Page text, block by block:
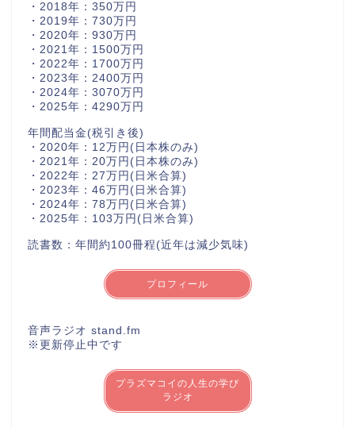
・2018年：350万円
・2019年：730万円
・2020年：930万円
・2021年：1500万円
・2022年：1700万円
・2023年：2400万円
・2024年：3070万円
・2025年：4290万円
年間配当金(税引き後)
・2020年：12万円(日本株のみ)
・2021年：20万円(日本株のみ)
・2022年：27万円(日米合算)
・2023年：46万円(日米合算)
・2024年：78万円(日米合算)
・2025年：103万円(日米合算)
読書数：年間約100冊程(近年は減少気味)
プロフィール
音声ラジオ stand.fm
※更新停止中です
プラズマコイの人生の学び
ラジオ